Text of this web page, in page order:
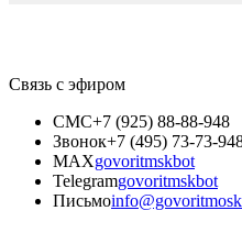
Связь с эфиром
СМС+7 (925) 88-88-948
Звонок+7 (495) 73-73-
MAXgovoritmskbot
Telegramgovoritmskbot
Письмо